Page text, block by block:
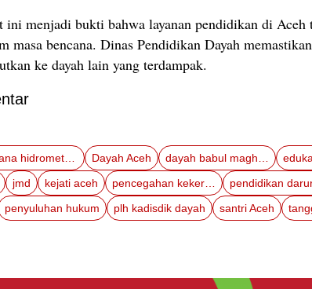
ini menjadi bukti bahwa layanan pendidikan di Aceh
masa bencana. Dinas Pendidikan Dayah
ke dayah lain yang terdampak.
bencana hidrometeorologi Dayah Aceh dayah babul maghfirah
jmd kejati aceh pencegahan kekerasan dayah
pendidikan
penyuluhan hukum plh kadisdik dayah santri Aceh